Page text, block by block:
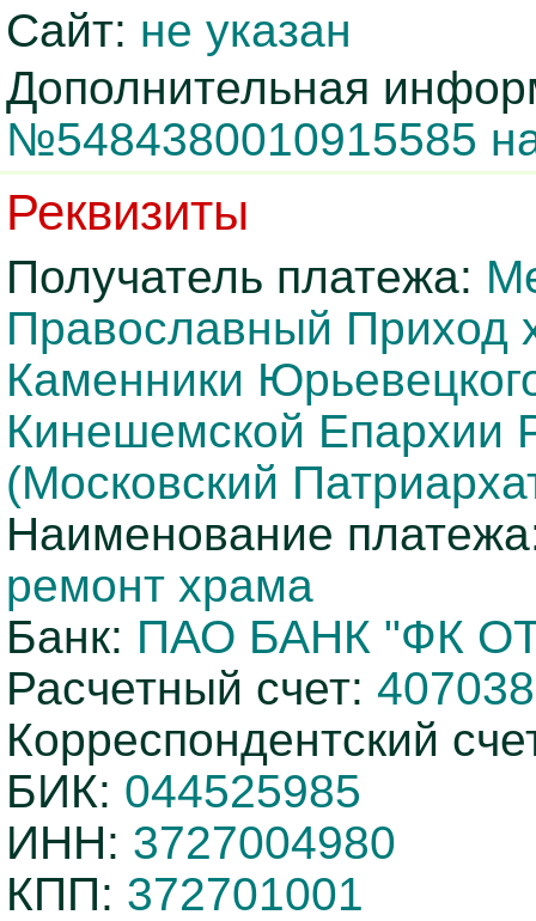
Сайт: не указан
Дополнительная
№5484380010915585
Реквизиты
Получатель платежа:
Православный Приход
Каменники
Кинешемской Епархии
(Московский
Наименование
ремонт храма
Банк: ПАО БАНК "ФК
Расчетный счет:
Корреспондентский
БИК: 044525985
ИНН: 3727004980
КПП: 372701001